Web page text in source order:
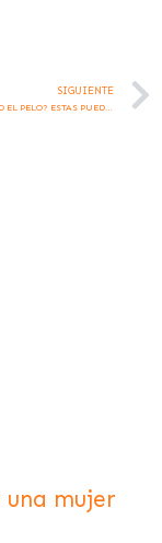
SIGUIENTE
¿SE TE CAE MUCHO EL PELO? ESTAS PUEDEN SER LAS RAZONES Y TUS SOLUCIONES
mujer